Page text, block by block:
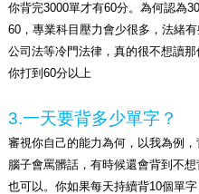
你背完3000單才有60分。為何認為
60，專業科目壓力會少很多，法緒
公司法等冷門法律，真的很不想讀
你打到60分以上
3.一天要背多少單字？
審視你自己的能力為何，以我為例
腦子會罵髒話，有時候還會背到不
也可以。你如果每天持續背10個單